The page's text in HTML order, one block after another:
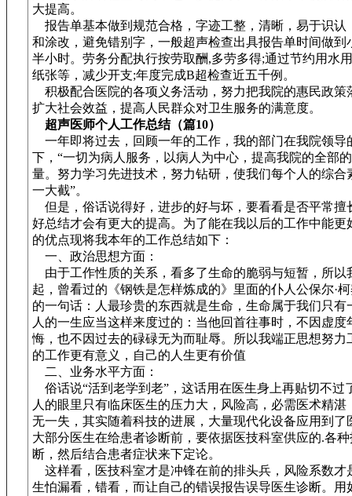
大提高。
报告单基本做到规范合格，字迹工整，清晰，易于识认
和涂改，避免错别字，一般超声检查出具报告单时间做到
半小时。劳务分配执行按劳取酬,多劳多得;通过节约用水
纸张等，减少开支;年度完成B超检查近五千例。
积极配合医院的各项义务活动，努力把我院的惠民政策
扩大社会效益，提高人民群众对卫生服务的满意度。
超声医师个人工作总结（篇10）
一年即将过去，回顾一年的工作，我的部门在我院领导
下，“一切为病人服务，以病人为中心，提高我院的全部
量。努力学习先进技术，努力钻研，使我们每个人的综合
一大截”。
但是，俗话说得好，进步的好与坏，要看看是否平常擅
好总结才会有更大的提高。为了能在我以后的工作中能更
的优点现将我本年的工作总结如下：
一、政治思想方面：
由于工作性质的关系，看多了生命的脆弱与短暂，所以
起，曾看过的《钢铁是怎样炼成的》里面的仆人公保尔·
的一句话：人最珍贵的东西就是生命，生命属于我们只有
人的一生应当这样来度过的：当他回首往事时，不因虚度
悔，也不因过去的碌碌无为而耻辱。所以我端正思想努力
的工作更有意义，自己的人生更有价值
二、业务水平方面：
俗话说“活到老学到老”，这话用在医生身上再贴切不过
人的眼里只有临床医生的压力大，风险高，必需医术精湛
无一失，其实随着科技的进展，大量现代化设备应用到了
大部分医生在给患者诊断前，要依据医技科室供应的.各
断，然后结合患者症状来下定论。
这样看，医技科室才是冲锋在前的排头兵，风险系数才
生怕漏看，错看，而让自己的错误报告误导医生诊断。用